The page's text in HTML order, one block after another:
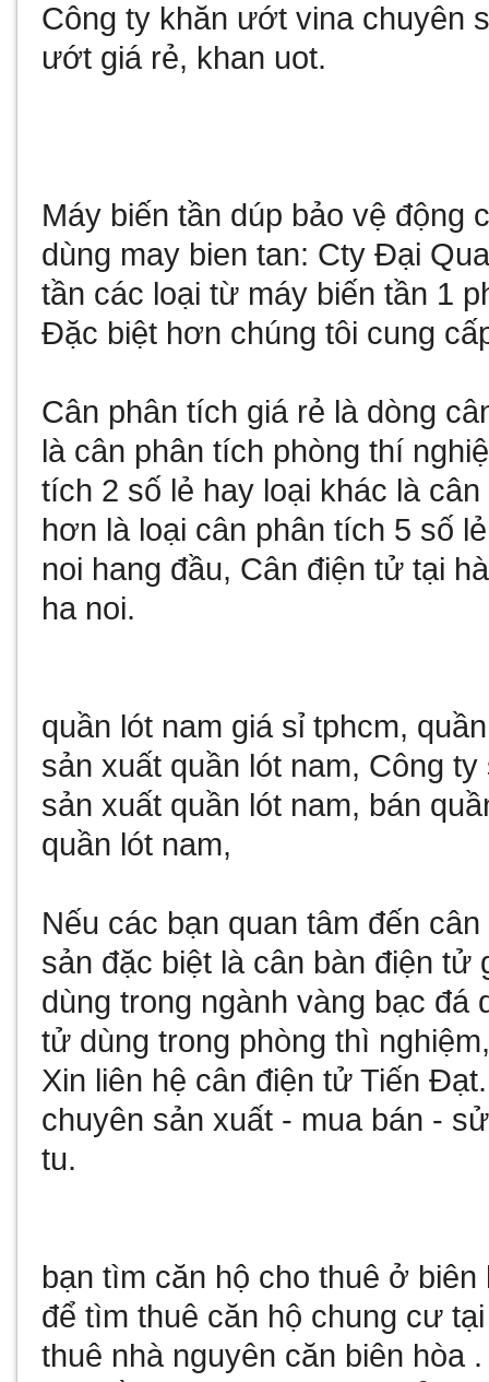
Công ty khăn ướt vina chuyên
ướt giá rẻ, khan uot.
Máy biến tần dúp bảo vệ động
dùng may bien tan: Cty Đại
tần các loại từ máy biến tần 1
Đặc biệt hơn chúng tôi cung
Cân phân tích giá rẻ là dòng
là cân phân tích phòng thí
tích 2 số lẻ hay loại khác là cân
hơn là loại cân phân tích 5 số lẻ
noi hang đầu, Cân điện tử tại
ha noi.
quần lót nam giá sỉ tphcm,
sản xuất quần lót nam, Công ty
sản xuất quần lót nam, bán
quần lót nam,
Nếu các bạn quan tâm đến cân
sản đặc biệt là cân bàn điện tử
dùng trong ngành vàng bạc
tử dùng trong phòng thì
Xin liên hệ cân điện tử Tiến
chuyên sản xuất - mua bán -
tu.
bạn tìm căn hộ cho thuê ở biên
để tìmthuê căn hộ chung cư
thuê nhà nguyên căn biên hòa